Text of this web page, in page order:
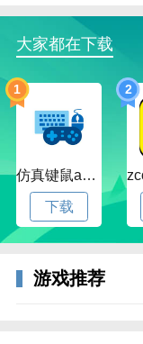
腾讯地下城与勇士
继承2d横版过关
八大转职待觉醒，
PVE层出不穷，
致，DNF手游完
带来不一样的格
大家都在下载
1
仿真键鼠app官方版下载v1.4.3.58 安卓最新版
下载
2
游戏推荐